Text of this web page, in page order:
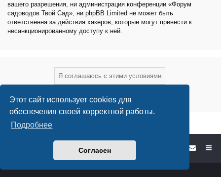
Этот сайт использует cookies для
обеспечения своей корректной работы.
Подробнее
Согласен
вашего разрешения, ни администрация конференции «Форум
садоводов Твой Сад», ни phpBB Limited не может быть
ответственна за действия хакеров, которые могут привести к
несанкционированному доступу к ней.
Форум садоводов - список форумов